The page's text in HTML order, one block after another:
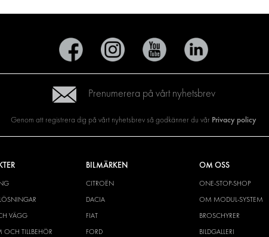
Prenumerera på vårt nyhetsbrev
Genom att registrera dig på vårt nyhetsbrev så godkänner du vår Privacy policy
VÄGG
OCH TILLBEHÖR
BILMÄRKEN
CITROËN
DACIA
FIAT
FORD
OM OSS
ONE-STOP-SHOP
OM MODUL-SYSTEM
BROSCHYRER
BILDGALLERI